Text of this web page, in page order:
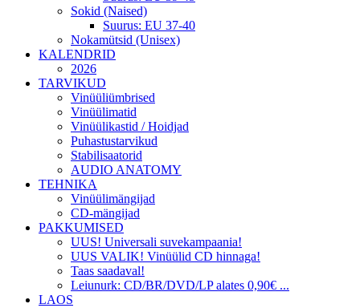
Sokid (Naised)
Suurus: EU 37-40
Nokamütsid (Unisex)
KALENDRID
2026
TARVIKUD
Vinüüliümbrised
Vinüülimatid
Vinüülikastid / Hoidjad
Puhastustarvikud
Stabilisaatorid
AUDIO ANATOMY
TEHNIKA
Vinüülimängijad
CD-mängijad
PAKKUMISED
UUS! Universali suvekampaania!
UUS VALIK! Vinüülid CD hinnaga!
Taas saadaval!
Leiunurk: CD/BR/DVD/LP alates 0,90€ ...
LAOS